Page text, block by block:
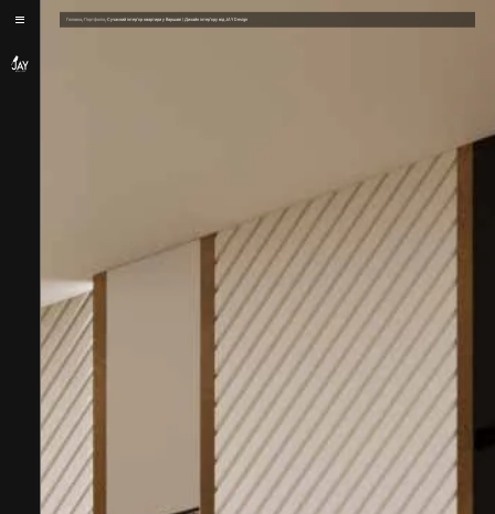
Головна/ Портфоліо/ Сучасний інтер’єр квартири у Варшаві | Дизайн інтер’єру від JAY Design